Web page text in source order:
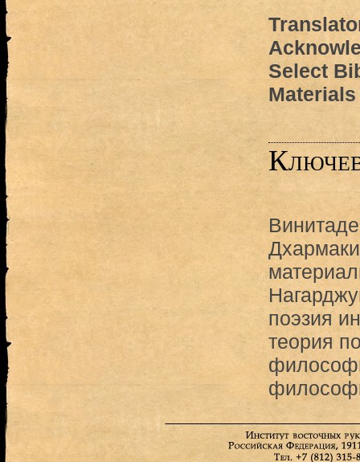
Select
Materials
поэзия
теория